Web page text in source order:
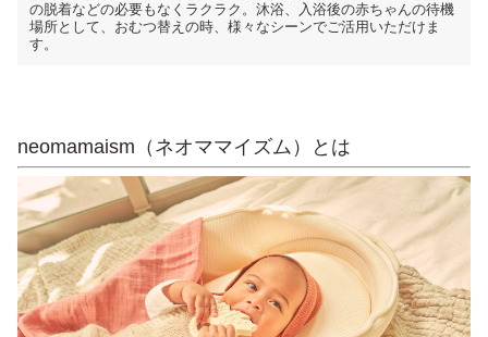
の脱着などの必要もなくラクラク。沐浴、入浴後の赤ちゃんの待機
場所として、おむつ替えの時、様々なシーンでご活用いただけま
す。
neomamaism（ネオママイズム）とは